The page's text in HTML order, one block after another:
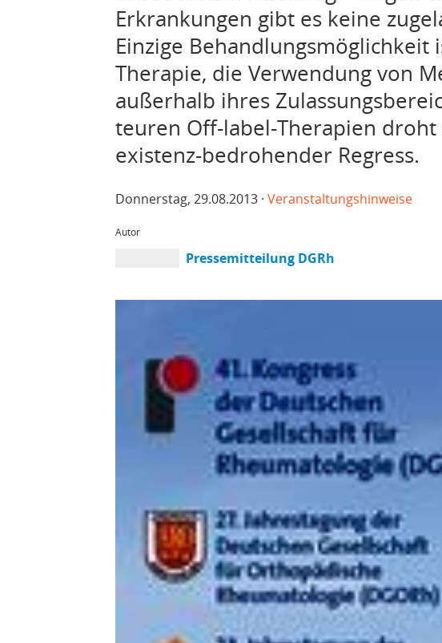
Erkrankungen gibt es keine
Einzige Behandlungsmöglichkeit
Therapie, die Verwendung von
außerhalb ihres
teuren Off-label-Therapien
existenz-bedrohender Regress.
Donnerstag, 29.08.2013 · Veranstaltungshinweise
Autor
Pressemitteilung DGRh